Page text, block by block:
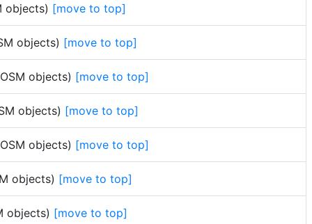
objects) [move to top]
objects) [move to top]
objects) [move to top]
objects) [move to top]
objects) [move to top]
objects) [move to top]
objects) [move to top]